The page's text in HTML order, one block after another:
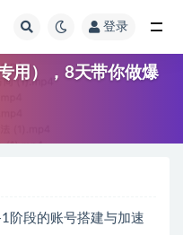
登录
用），8天带你做爆
阶段的账号搭建与加速